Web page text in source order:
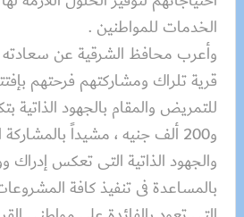
الخدمات للمواطنين .
وأعرب محافظ الشرقية عن سعادته
قرية تلراك ومشاركتهم فرحتهم
للتمريض والمقام بالجهود الذاتية
و200 ألف جنيه ، مشيداً
والجهود الذاتية التى تعكس إدراك
بالمساعدة فى تنفيذ كافة